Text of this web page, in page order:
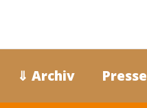
⇓ Archiv Presse